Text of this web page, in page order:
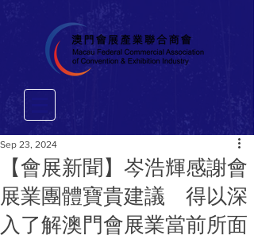
【會展新聞】岑浩輝感謝會
展業團體寶貴建議 得以深
入了解澳門會展業當前所面
Sep 23, 2024